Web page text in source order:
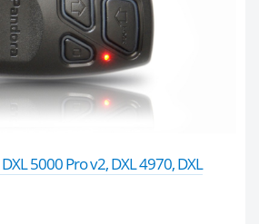
5000 Pro v2, DXL 4970, DXL